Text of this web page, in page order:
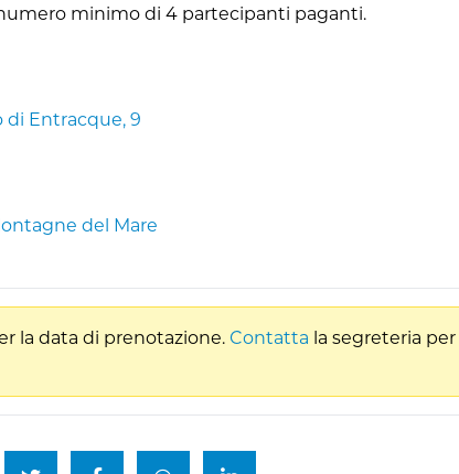
minimo di 4 partecipanti paganti.
di Entracque, 9
del Mare
la data di prenotazione. Contatta la segreteria per